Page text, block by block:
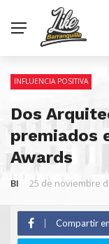
INFLUENCIA POSITIVA
Dos
premiados
Awards
BI 25 de noviembre
Compartir